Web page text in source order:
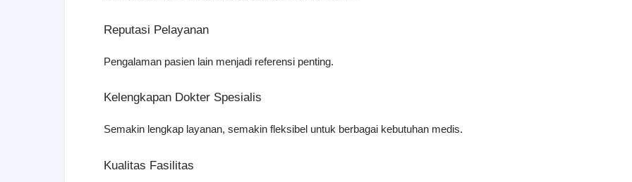
Reputasi Pelayanan
Pengalaman pasien lain menjadi referensi penting.
Kelengkapan Dokter Spesialis
Semakin lengkap layanan, semakin fleksibel untuk berbagai kebutuhan medis.
Kualitas Fasilitas